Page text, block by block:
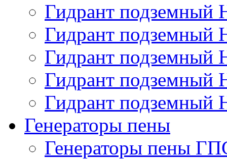
Гидрант подземный
Гидрант подземный
Гидрант подземный
Гидрант подземный
Гидрант подземный
Генераторы пены
Генераторы пены